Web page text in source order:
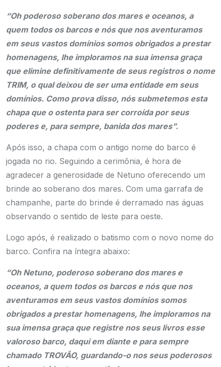
“Oh poderoso soberano dos mares e oceanos, a
quem todos os barcos e nós que nos aventuramos
em seus vastos domínios somos obrigados a prestar
homenagens, lhe imploramos na sua imensa graça
que elimine definitivamente de seus registros o nome
TRIM, o qual deixou de ser uma entidade em seus
domínios. Como prova disso, nós submetemos esta
chapa que o ostenta para ser corroída por seus
poderes e, para sempre, banida dos mares”.
Após isso, a chapa com o antigo nome do barco é
jogada no rio. Seguindo a cerimônia, é hora de
agradecer a generosidade de Netuno oferecendo um
brinde ao soberano dos mares. Com uma garrafa de
champanhe, parte do brinde é derramado nas águas
observando o sentido de leste para oeste.
Logo após, é realizado o batismo com o novo nome do
barco. Confira na íntegra abaixo:
“Oh Netuno, poderoso soberano dos mares e
oceanos, a quem todos os barcos e nós que nos
aventuramos em seus vastos domínios somos
obrigados a prestar homenagens, lhe imploramos na
sua imensa graça que registre nos seus livros esse
valoroso barco, daqui em diante e para sempre
chamado TROVÃO, guardando-o nos seus poderosos